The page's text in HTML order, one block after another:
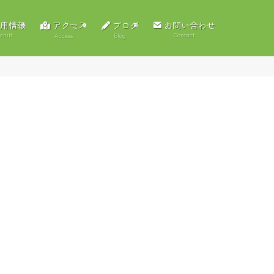
情報 アクセス
Access
ブログ
Blog
お問い合わせ
Contact